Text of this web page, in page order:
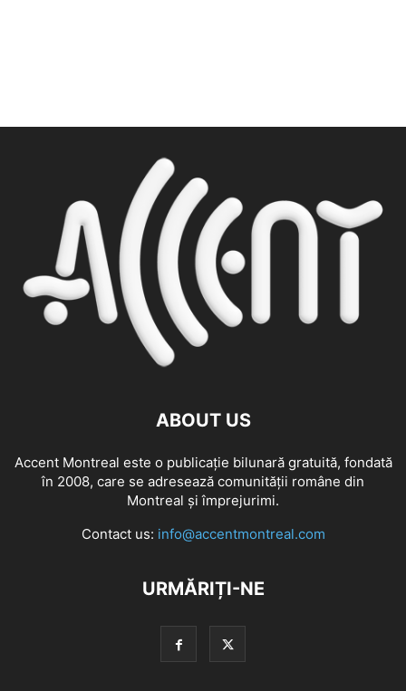
ABOUT US
Accent Montreal este o publicație bilunară gratuită, fondată
în 2008, care se adresează comunităţii române din
Montreal şi împrejurimi.
Contact us: info@accentmontreal.com
URMĂRIȚI-NE